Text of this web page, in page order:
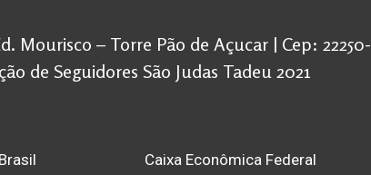
Mourisco – Torre Pão de Açucar | Cep: 22250-
de Seguidores São Judas Tadeu 2021
Caixa Econômica Federal